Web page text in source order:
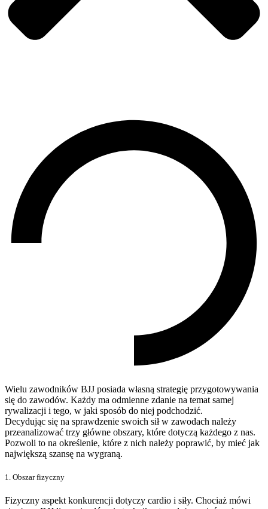
Wielu zawodników BJJ posiada własną strategię przygotowywania
się do zawodów. Każdy ma odmienne zdanie na temat samej
rywalizacji i tego, w jaki sposób do niej podchodzić.
Decydując się na sprawdzenie swoich sił w zawodach należy
przeanalizować trzy główne obszary, które dotyczą każdego z nas.
Pozwoli to na określenie, które z nich należy poprawić, by mieć jak
największą szansę na wygraną.
1. Obszar fizyczny
Fizyczny aspekt konkurencji dotyczy cardio i siły. Chociaż mówi